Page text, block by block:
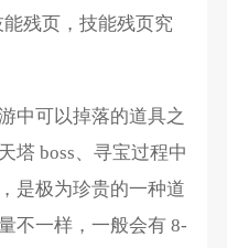
残页，技能残页究
中可以掉落的道具之
塔 boss、寻宝过程中
是极为珍贵的一种道
不一样，一般会有 8-